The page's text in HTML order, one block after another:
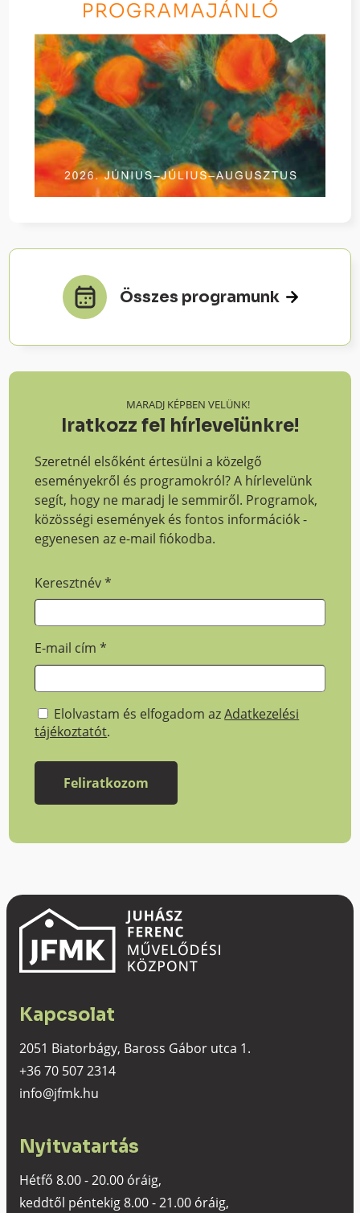
Összes programunk
MARADJ KÉPBEN VELÜNK!
Iratkozz fel hírlevelünkre!
Szeretnél elsőként értesülni a közelgő
eseményekről és programokról? A hírlevelünk
segít, hogy ne maradj le semmiről. Programok,
közösségi események és fontos információk -
egyenesen az e-mail fiókodba.
Keresztnév*
E-mail cím*
Elolvastam és elfogadom azAdatkezelési
tájékoztatót.
Kapcsolat
2051 Biatorbágy, Baross Gábor utca 1.
+36 70 507 2314
info@jfmk.hu
Nyitvatartás
Hétfő 8.00 - 20.00 óráig,
keddtől péntekig 8.00 - 21.00 óráig,